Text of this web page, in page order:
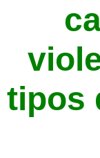
tipos